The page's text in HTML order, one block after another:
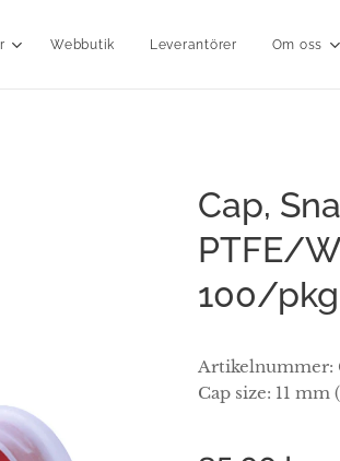
Webbutik Leverantörer Om oss
Cap,
PTFE/
100/pkg
Artikelnummer:
Cap size: 11 mm